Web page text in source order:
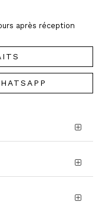
après réception